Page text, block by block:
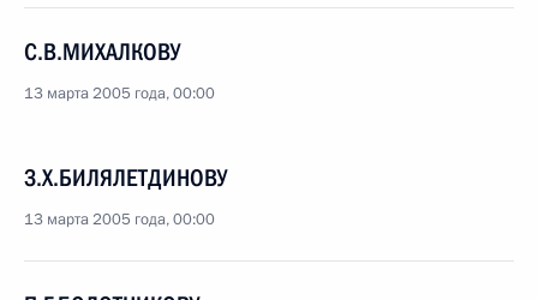
С.В.МИХАЛКОВУ
13 марта 2005 года, 00:00
З.Х.БИЛЯЛЕТДИНОВУ
13 марта 2005 года, 00:00